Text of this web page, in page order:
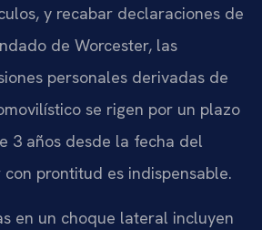
y recabar declaraciones de
de Worcester, las
personales derivadas de
se rigen por un plazo
3 años desde la fecha del
prontitud es indispensable.
en un choque lateral incluyen